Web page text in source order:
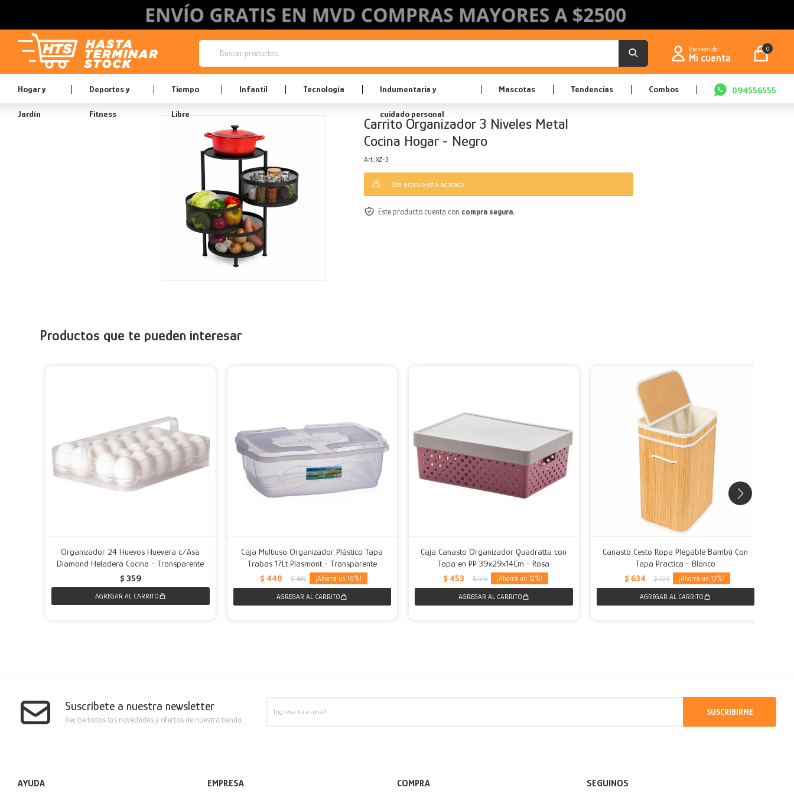
Hogar y
Jardín
Deportes y
Fitness
Tiempo
Libre
Infantil Tecnología Indumentaria y
cuidado personal
Mascotas Tendencias Combos 094556555
0
Carrito Organizador 3 Niveles Metal
Cocina Hogar - Negro
XZ-3
Este artículo está agotado.
Este producto cuenta con compra segura.
Productos que te pueden interesar
Organizador 24 Huevos Huevera c/Asa
Diamond Heladera Cocina - Transparente
$ 359
Caja Multiuso Organizador Plástico Tapa
Trabas 17Lt Plasmont - Transparente
$ 440 $ 489 10
Caja Canasto Organizador Quadratta con
Tapa en PP 39x29x14Cm - Rosa
$ 453 $ 519 12
Canasto Cesto Ropa Plegable Bambú Con
Tapa Practica - Blanco
$ 634 $ 729 13
Suscríbete a nuestra newsletter
Recibe todas las novedades y ofertas de nuestra tienda.
SUSCRIBIRME
AYUDA EMPRESA COMPRA SEGUINOS